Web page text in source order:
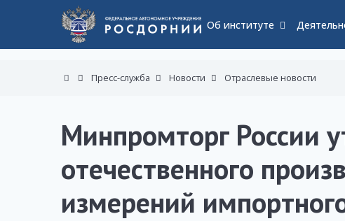
Об институте
Пресс-служба Новости Отраслевые новости
Минпромторг России
отечественного
измерений